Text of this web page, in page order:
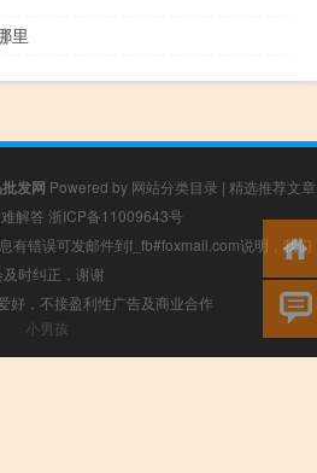
里
发网 Powered by 网站分类目录 | 精选推荐文章
解答 浙ICP备11009643号
有错误可发邮件到f_fb#foxmail.com说明，我们
及时纠正，谢谢
好，不接盈利性广告及商业合作
小男孩